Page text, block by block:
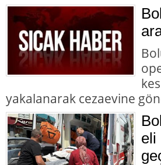
yakalanarak cezaevine
eli